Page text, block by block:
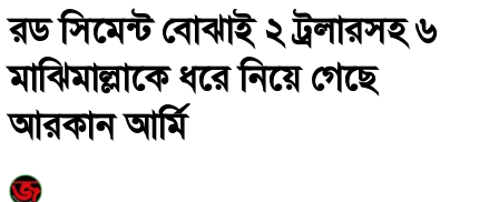
রড সিমেন্ট বোঝাই ২ ট্রলারসহ ৬
মাঝিমাল্লাকে ধরে নিয়ে গেছে
আরকান আর্মি